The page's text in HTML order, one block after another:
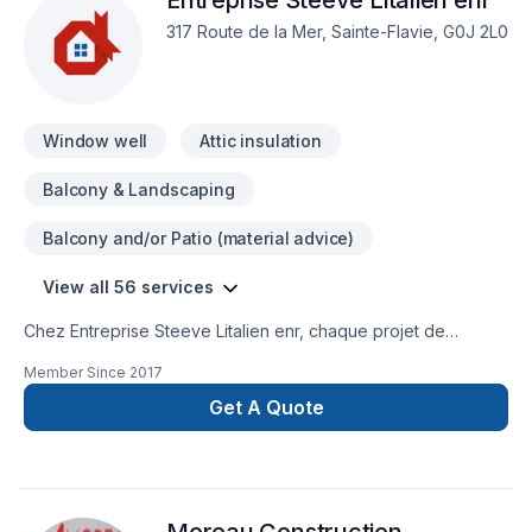
maintenant.
317 Route de la Mer, Sainte-Flavie, G0J 2L0
Window well Attic insulation
Balcony & Landscaping
Balcony and/or Patio (material advice)
View all 56 services
Chez Entreprise Steeve Litalien enr, chaque projet de
Carrelage, Clôture, Crépis, Cuisine, Démolition, Escalier et
rampe, Fissures, Foyer et poêle, Gouttières, Gypse,
Insonorisation, Isolation, Isolation entre-toît, Isolation mur,
Member Since 2017
Get A Quote